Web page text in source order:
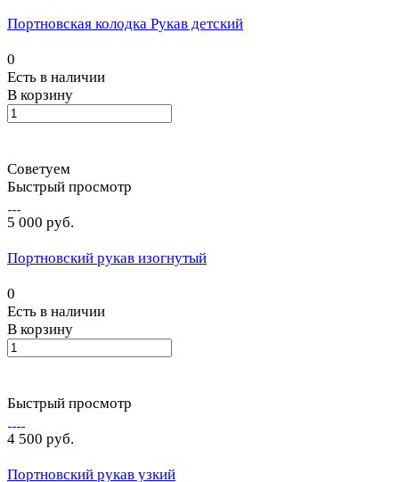
Портновская колодка Рукав детский
0
Есть в наличии
В корзину
Советуем
Быстрый просмотр
5 000 руб.
Портновский рукав изогнутый
0
Есть в наличии
В корзину
Быстрый просмотр
4 500 руб.
Портновский рукав узкий